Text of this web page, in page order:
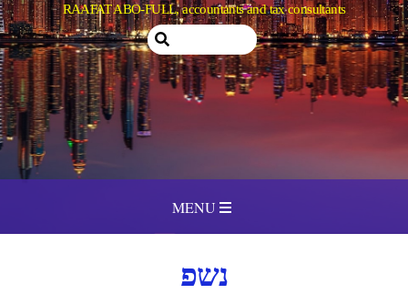
MENU
RAAFAT ABO-FULL, accountants and tax consultants
נשפ